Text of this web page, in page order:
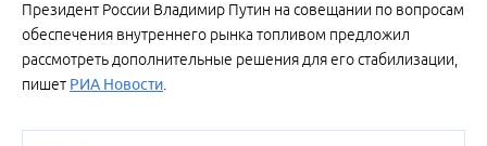
Президент России Владимир Путин на совещании по вопросам
обеспечения внутреннего рынка топливом предложил
рассмотреть дополнительные решения для его стабилизации,
пишет РИА Новости.